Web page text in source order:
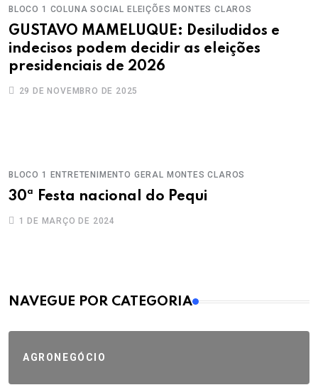
BLOCO 1 COLUNA SOCIAL ELEIÇÕES MONTES CLAROS
GUSTAVO MAMELUQUE: Desiludidos e
indecisos podem decidir as eleições
presidenciais de 2026
29 DE NOVEMBRO DE 2025
BLOCO 1 ENTRETENIMENTO GERAL MONTES CLAROS
30ª Festa nacional do Pequi
1 DE MARÇO DE 2024
MAIS VISTOS
NAVEGUE POR CATEGORIA
AGRONEGÓCIO